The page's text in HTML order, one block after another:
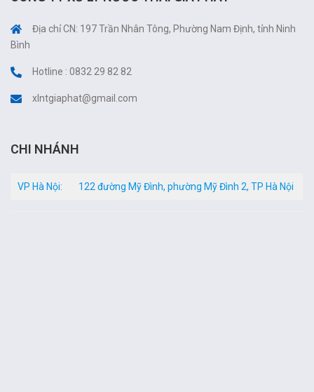
Địa chỉ CN: 197 Trần Nhân Tông, Phường Nam Định, tỉnh Ninh
Bình
Hotline : 0832 29 82 82
xlntgiaphat@gmail.com
CHI NHÁNH
VP Hà Nội: 122 đường Mỹ Đình, phường Mỹ Đình 2, TP Hà Nội